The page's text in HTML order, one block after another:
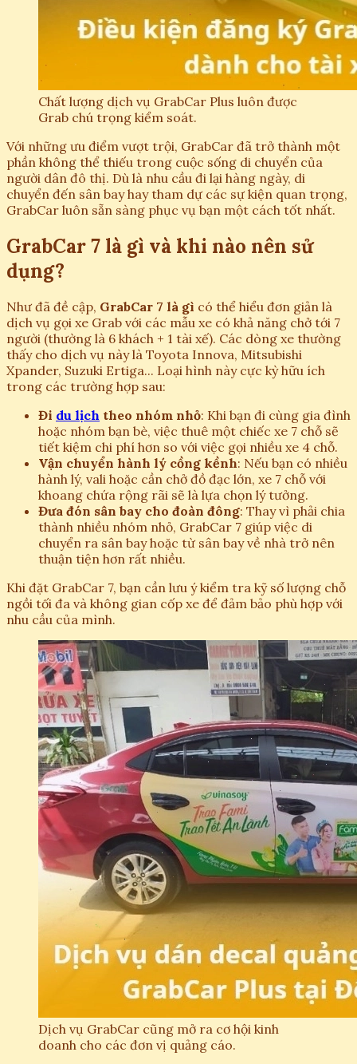
Chất lượng dịch vụ GrabCar Plus luôn được
Grab chú trọng kiểm soát.
Với những ưu điểm vượt trội, GrabCar đã trở thành một
phần không thể thiếu trong cuộc sống di chuyển của
người dân đô thị. Dù là nhu cầu đi lại hàng ngày, di
chuyển đến sân bay hay tham dự các sự kiện quan trọng,
GrabCar luôn sẵn sàng phục vụ bạn một cách tốt nhất.
GrabCar 7 là gì và khi nào nên sử
dụng?
Như đã đề cập, GrabCar 7 là gì có thể hiểu đơn giản là
dịch vụ gọi xe Grab với các mẫu xe có khả năng chở tới 7
người (thường là 6 khách + 1 tài xế). Các dòng xe thường
thấy cho dịch vụ này là Toyota Innova, Mitsubishi
Xpander, Suzuki Ertiga... Loại hình này cực kỳ hữu ích
trong các trường hợp sau:
Đi du lịch theo nhóm nhỏ: Khi bạn đi cùng gia đình
hoặc nhóm bạn bè, việc thuê một chiếc xe 7 chỗ sẽ
tiết kiệm chi phí hơn so với việc gọi nhiều xe 4 chỗ.
Vận chuyển hành lý cồng kềnh: Nếu bạn có nhiều
hành lý, vali hoặc cần chở đồ đạc lớn, xe 7 chỗ với
khoang chứa rộng rãi sẽ là lựa chọn lý tưởng.
Đưa đón sân bay cho đoàn đông: Thay vì phải chia
thành nhiều nhóm nhỏ, GrabCar 7 giúp việc di
chuyển ra sân bay hoặc từ sân bay về nhà trở nên
thuận tiện hơn rất nhiều.
Khi đặt GrabCar 7, bạn cần lưu ý kiểm tra kỹ số lượng chỗ
ngồi tối đa và không gian cốp xe để đảm bảo phù hợp với
nhu cầu của mình.
Dịch vụ GrabCar cũng mở ra cơ hội kinh
doanh cho các đơn vị quảng cáo.